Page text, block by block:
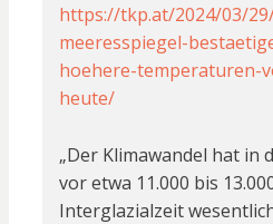
https://tkp.at/2024/03/
meeresspiegel-
hoehere-temperaturen-
heute/
„Der Klimawandel hat in
vor etwa 11.000 bis
Interglazialzeit